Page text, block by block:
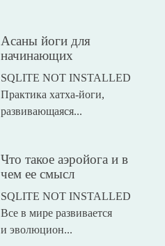
Асаны йоги для
начинающих
SQLITE NOT INSTALLED
Практика хатха-йоги,
развивающаяся...
Что такое аэройога и в
чем ее смысл
SQLITE NOT INSTALLED
Все в мире развивается
и эволюцион...